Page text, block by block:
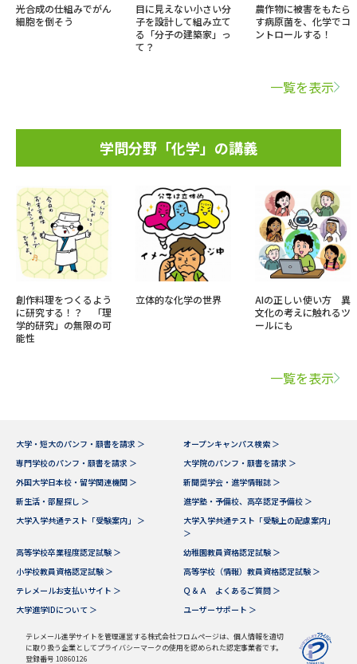
光合成の仕組みでがん
細胞を倒そう
目に見えない小さい分
子を設計して組み立て
る「分子の建築家」っ
て？
農作物に被害をもたら
す病原菌を、化学でコ
ントロールする！
一覧を表示
学問分野「化学」の講義
創作料理をつくるよう
に研究する！？ 「理
学的研究」の無限の可
能性
立体的な化学の世界
AIの正しい使い方 異
文化の考えに触れるツ
ールにも
一覧を表示
大学・短大のパンフ・願書を請求 ＞
オープンキャンパス検索 ＞
専門学校のパンフ・願書を請求 ＞
大学院のパンフ・願書を請求 ＞
外国大学日本校・留学関連機関 ＞
新聞奨学会・進学情報誌 ＞
新生活・部屋探し ＞
進学塾・予備校、高卒認定予備校 ＞
大学入学共通テスト「受験案内」 ＞
大学入学共通テスト「受験上の配慮案内」
＞
高等学校卒業程度認定試験 ＞
幼稚園教員資格認定試験 ＞
小学校教員資格認定試験 ＞
高等学校（情報）教員資格認定試験 ＞
テレメールお支払いサイト ＞
Ｑ＆Ａ よくあるご質問 ＞
大学進学IDについて ＞
ユーザーサポート ＞
テレメール進学サイトを管理運営する株式会社フロムページは、個人情報を適切
に取り扱う企業としてプライバシーマークの使用を認められた認定事業者です。
登録番号 10860126